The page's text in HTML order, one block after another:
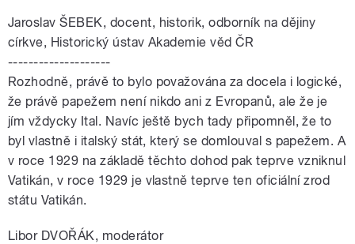
Jaroslav ŠEBEK, docent, historik, odborník na dějiny
církve, Historický ústav Akademie věd ČR
--------------------
Rozhodně, právě to bylo považována za docela i logické,
že právě papežem není nikdo ani z Evropanů, ale že je
jím vždycky Ital. Navíc ještě bych tady připomněl, že to
byl vlastně i italský stát, který se domlouval s papežem. A
v roce 1929 na základě těchto dohod pak teprve vzniknul
Vatikán, v roce 1929 je vlastně teprve ten oficiální zrod
státu Vatikán.
Libor DVOŘÁK, moderátor